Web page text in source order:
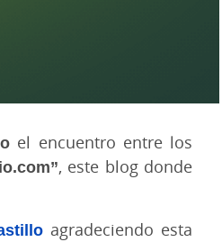
el encuentro entre los
, este blog donde
agradeciendo esta